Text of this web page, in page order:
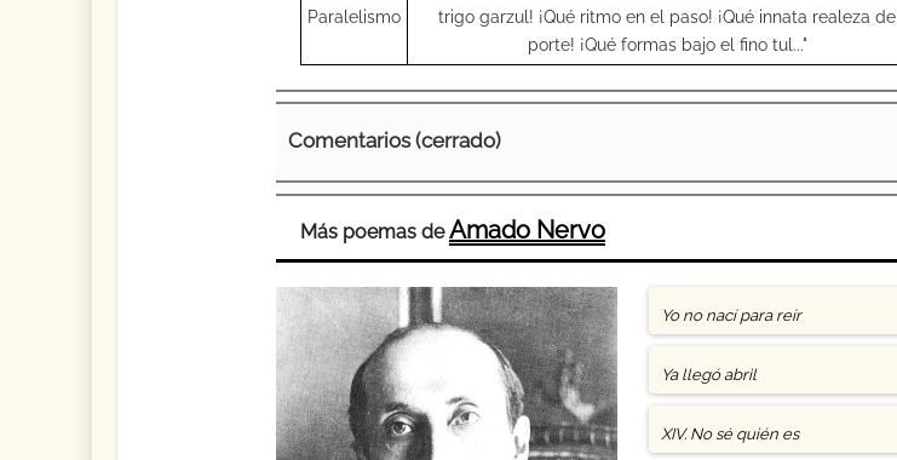
Paralelismo
trigo garzul! ¡Qué ritmo en el paso! ¡Qué innata realeza de
porte! ¡Qué formas bajo el fino tul..."
Comentarios (cerrado)
Más poemas deAmado Nervo
Yo no nací para reír
Ya llegó abril
XIV. No sé quién es